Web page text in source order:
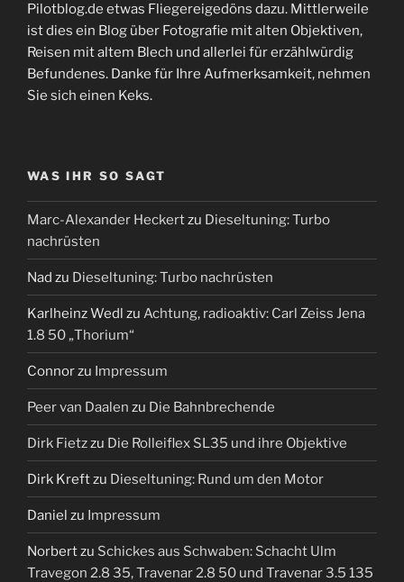
Pilotblog.de etwas Fliegereigedöns dazu. Mittlerweile
ist dies ein Blog über Fotografie mit alten Objektiven,
Reisen mit altem Blech und allerlei für erzählwürdig
Befundenes. Danke für Ihre Aufmerksamkeit, nehmen
Sie sich einen Keks.
WAS IHR SO SAGT
Marc-Alexander Heckertzu Dieseltuning: Turbo
nachrüsten
Nad zu Dieseltuning: Turbo nachrüsten
Karlheinz Wedl zu Achtung, radioaktiv: Carl Zeiss Jena
1.8 50 „Thorium“
Connorzu Impressum
Peer van Daalen zu Die Bahnbrechende
Dirk Fietzzu Die Rolleiflex SL35 und ihre Objektive
Dirk Kreftzu Dieseltuning: Rund um den Motor
Daniel zu Impressum
Norbertzu Schickes aus Schwaben: Schacht Ulm
Travegon 2.8 35, Travenar 2.8 50 und Travenar 3.5 135